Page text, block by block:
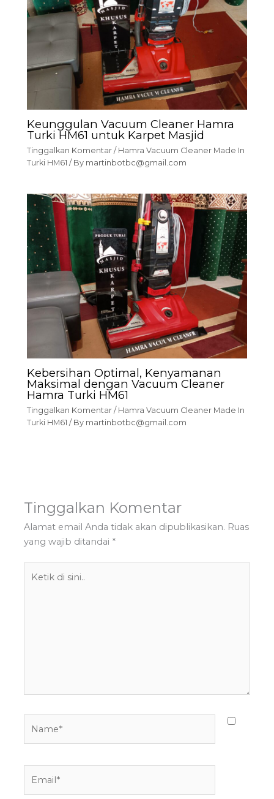
Keunggulan Vacuum Cleaner Hamra
Turki HM61 untuk Karpet Masjid
Tinggalkan Komentar / Hamra Vacuum Cleaner Made In
Turki HM61 / By martinbotbc@gmail.com
Kebersihan Optimal, Kenyamanan
Maksimal dengan Vacuum Cleaner
Hamra Turki HM61
Tinggalkan Komentar / Hamra Vacuum Cleaner Made In
Turki HM61 / By martinbotbc@gmail.com
Tinggalkan Komentar
Alamat email Anda tidak akan dipublikasikan. Ruas
yang wajib ditandai *